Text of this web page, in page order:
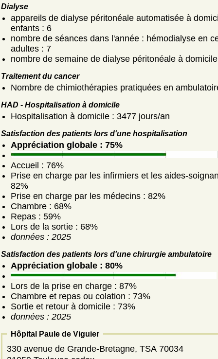
Dialyse
appareils de dialyse péritonéale automatisée à
enfants : 6
nombre de séances dans l'année : hémodialyse en
adultes : 7
nombre de semaine de dialyse péritonéale à
Traitement du cancer
Nombre de chimiothérapies pratiquées en
HAD - Hospitalisation à domicile
Hospitalisation à domicile : 3477 jours/an
Satisfaction des patients lors d'une hospitalisation
Appréciation globale : 75%
Accueil : 76%
Prise en charge par les infirmiers et les aides-
82%
Prise en charge par les médecins : 82%
Chambre : 68%
Repas : 59%
Lors de la sortie : 68%
données : 2025
Satisfaction des patients lors d'une chirurgie ambulatoire
Appréciation globale : 80%
Lors de la prise en charge : 87%
Chambre et repas ou colation : 73%
Sortie et retour à domicile : 73%
données : 2025
Hôpital Paule de Viguier
330 avenue de Grande-Bretagne, TSA 70034